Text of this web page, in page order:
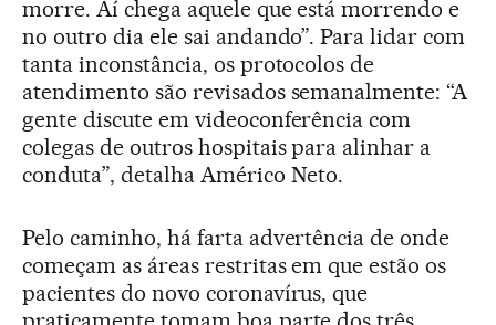
morre. Aí chega aquele que está morrendo e
no outro dia ele sai andando”. Para lidar com
tanta inconstância, os protocolos de
atendimento são revisados semanalmente: “A
gente discute em videoconferência com
colegas de outros hospitais para alinhar a
conduta”, detalha Américo Neto.
Pelo caminho, há farta advertência de onde
começam as áreas restritas em que estão os
pacientes do novo coronavírus, que